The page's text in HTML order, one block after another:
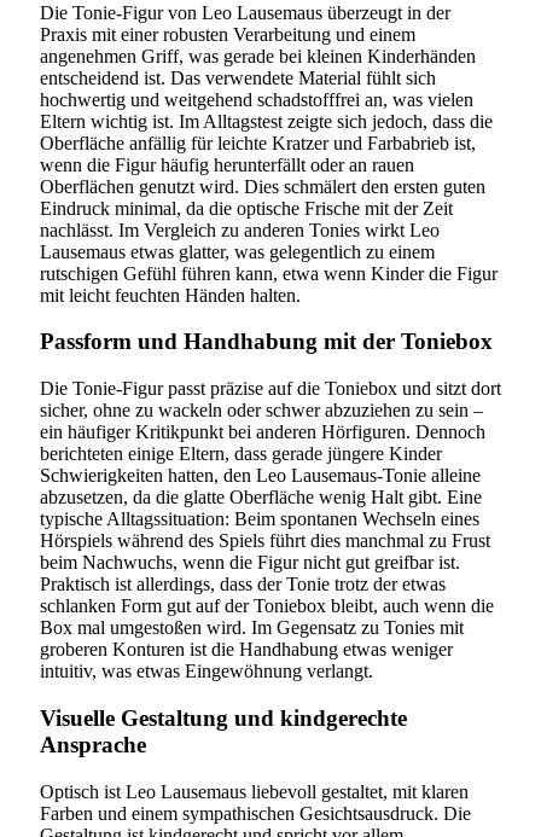
Die Tonie-Figur von Leo Lausemaus überzeugt in der
Praxis mit einer robusten Verarbeitung und einem
angenehmen Griff, was gerade bei kleinen Kinderhänden
entscheidend ist. Das verwendete Material fühlt sich
hochwertig und weitgehend schadstofffrei an, was vielen
Eltern wichtig ist. Im Alltagstest zeigte sich jedoch, dass die
Oberfläche anfällig für leichte Kratzer und Farbabrieb ist,
wenn die Figur häufig herunterfällt oder an rauen
Oberflächen genutzt wird. Dies schmälert den ersten guten
Eindruck minimal, da die optische Frische mit der Zeit
nachlässt. Im Vergleich zu anderen Tonies wirkt Leo
Lausemaus etwas glatter, was gelegentlich zu einem
rutschigen Gefühl führen kann, etwa wenn Kinder die Figur
mit leicht feuchten Händen halten.
Passform und Handhabung mit der Toniebox
Die Tonie-Figur passt präzise auf die Toniebox und sitzt dort
sicher, ohne zu wackeln oder schwer abzuziehen zu sein –
ein häufiger Kritikpunkt bei anderen Hörfiguren. Dennoch
berichteten einige Eltern, dass gerade jüngere Kinder
Schwierigkeiten hatten, den Leo Lausemaus-Tonie alleine
abzusetzen, da die glatte Oberfläche wenig Halt gibt. Eine
typische Alltagssituation: Beim spontanen Wechseln eines
Hörspiels während des Spiels führt dies manchmal zu Frust
beim Nachwuchs, wenn die Figur nicht gut greifbar ist.
Praktisch ist allerdings, dass der Tonie trotz der etwas
schlanken Form gut auf der Toniebox bleibt, auch wenn die
Box mal umgestoßen wird. Im Gegensatz zu Tonies mit
groberen Konturen ist die Handhabung etwas weniger
intuitiv, was etwas Eingewöhnung verlangt.
Visuelle Gestaltung und kindgerechte
Ansprache
Optisch ist Leo Lausemaus liebevoll gestaltet, mit klaren
Farben und einem sympathischen Gesichtsausdruck. Die